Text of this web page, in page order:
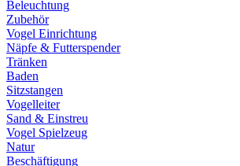
Beleuchtung
Zubehör
Vogel Einrichtung
Näpfe & Futterspender
Tränken
Baden
Sitzstangen
Vogelleiter
Sand & Einstreu
Vogel Spielzeug
Natur
Beschäftigung